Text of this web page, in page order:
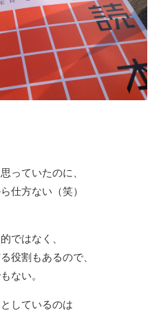
っていたのに、
仕方ない（笑）
ではなく、
役割もあるので、
ない。
しているのは